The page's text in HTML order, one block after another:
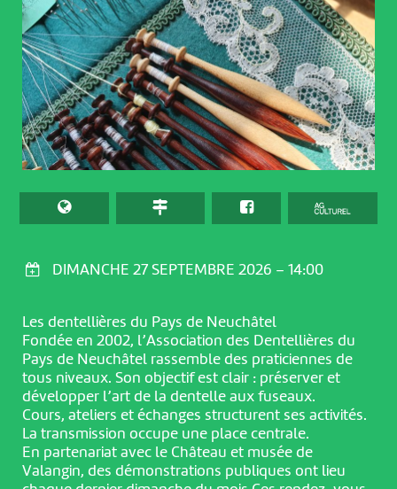
DIMANCHE 27 SEPTEMBRE 2026 – 14:00
Les dentellières du Pays de Neuchâtel
Fondée en 2002, l’Association des Dentellières du
Pays de Neuchâtel rassemble des praticiennes de
tous niveaux. Son objectif est clair : préserver et
développer l’art de la dentelle aux fuseaux.
Cours, ateliers et échanges structurent ses activités.
La transmission occupe une place centrale.
En partenariat avec le Château et musée de
Valangin, des démonstrations publiques ont lieu